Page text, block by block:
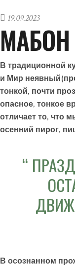
19.09.2023
МАБОН
В традиционной
и Мир
тонкой, почти
опасное, тонкое
отличает то, что
осенний пирог,
В осознанном